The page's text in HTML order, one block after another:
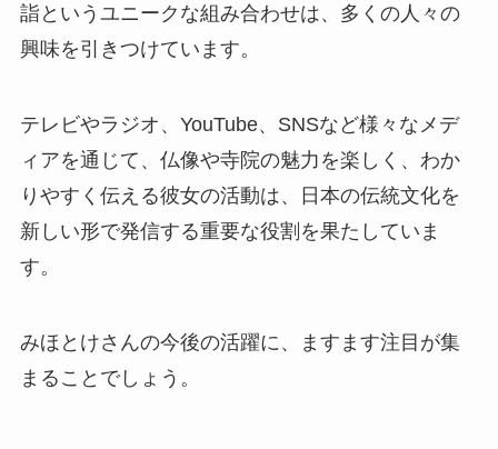
詣というユニークな組み合わせは、多くの人々の
興味を引きつけています。
テレビやラジオ、YouTube、SNSなど様々なメデ
ィアを通じて、仏像や寺院の魅力を楽しく、わか
りやすく伝える彼女の活動は、日本の伝統文化を
新しい形で発信する重要な役割を果たしていま
す。
みほとけさんの今後の活躍に、ますます注目が集
まることでしょう。